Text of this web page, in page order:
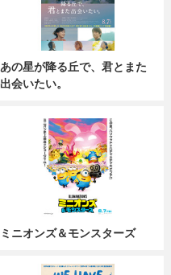
あの星が降る丘で、君とまた
出会いたい。
ミニオンズ＆モンスターズ